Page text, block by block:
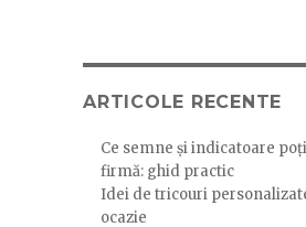
ARTICOLE RECENTE
Ce semne și indicatoare
firmă: ghid practic
Idei de tricouri
ocazie